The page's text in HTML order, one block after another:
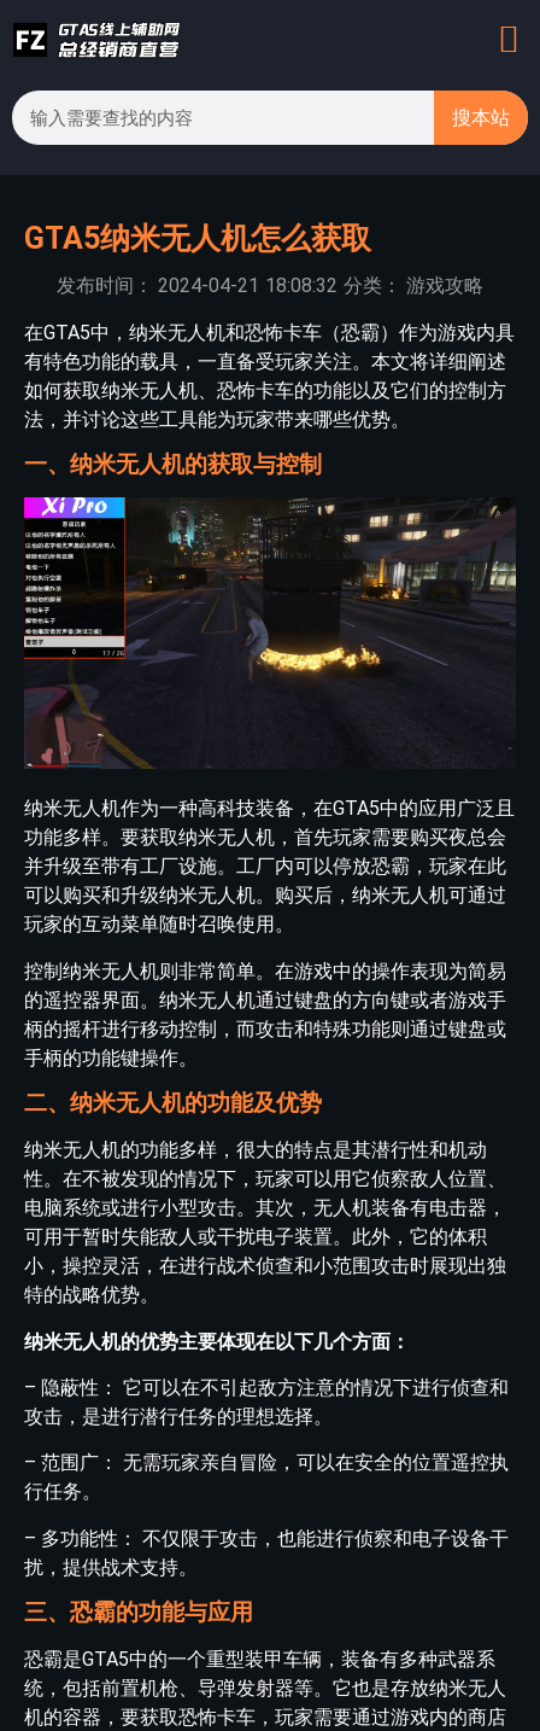
搜本站
GTA5纳米无人机怎么获取
发布时间： 2024-04-21 18:08:32 分类： 游戏攻略
在GTA5中，纳米无人机和恐怖卡车（恐霸）作为游戏内具
有特色功能的载具，一直备受玩家关注。本文将详细阐述
如何获取纳米无人机、恐怖卡车的功能以及它们的控制方
法，并讨论这些工具能为玩家带来哪些优势。
一、纳米无人机的获取与控制
纳米无人机作为一种高科技装备，在GTA5中的应用广泛且
功能多样。要获取纳米无人机，首先玩家需要购买夜总会
并升级至带有工厂设施。工厂内可以停放恐霸，玩家在此
可以购买和升级纳米无人机。购买后，纳米无人机可通过
玩家的互动菜单随时召唤使用。
控制纳米无人机则非常简单。在游戏中的操作表现为简易
的遥控器界面。纳米无人机通过键盘的方向键或者游戏手
柄的摇杆进行移动控制，而攻击和特殊功能则通过键盘或
手柄的功能键操作。
二、纳米无人机的功能及优势
纳米无人机的功能多样，很大的特点是其潜行性和机动
性。在不被发现的情况下，玩家可以用它侦察敌人位置、
电脑系统或进行小型攻击。其次，无人机装备有电击器，
可用于暂时失能敌人或干扰电子装置。此外，它的体积
小，操控灵活，在进行战术侦查和小范围攻击时展现出独
特的战略优势。
纳米无人机的优势主要体现在以下几个方面：
– 隐蔽性： 它可以在不引起敌方注意的情况下进行侦查和
攻击，是进行潜行任务的理想选择。
– 范围广： 无需玩家亲自冒险，可以在安全的位置遥控执
行任务。
– 多功能性： 不仅限于攻击，也能进行侦察和电子设备干
扰，提供战术支持。
三、恐霸的功能与应用
恐霸是GTA5中的一个重型装甲车辆，装备有多种武器系
统，包括前置机枪、导弹发射器等。它也是存放纳米无人
机的容器，要获取恐怖卡车，玩家需要通过游戏内的商店